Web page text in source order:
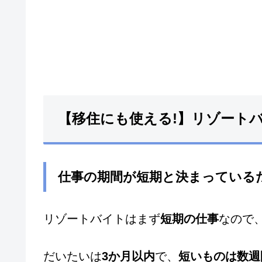
【移住にも使える!】リゾート
仕事の期間が短期と決まってい
リゾートバイトはまず短期の仕事なので
だいたいは3か月以内で、 短いものは数